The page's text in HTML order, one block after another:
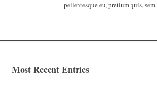
pellentesque eu, pretium quis, sem.
Most Recent Entries